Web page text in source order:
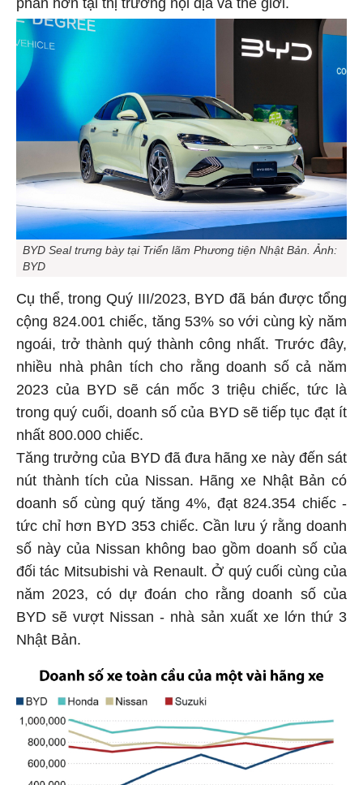
BYD Seal trưng bày tại Triển lãm Phương tiện Nhật Bản. Ảnh:
BYD
Cụ thể, trong Quý III/2023, BYD đã bán được tổng
cộng 824.001 chiếc, tăng 53% so với cùng kỳ năm
ngoái, trở thành quý thành công nhất. Trước đây,
nhiều nhà phân tích cho rằng doanh số cả năm
2023 của BYD sẽ cán mốc 3 triệu chiếc, tức là
trong quý cuối, doanh số của BYD sẽ tiếp tục đạt ít
nhất 800.000 chiếc.
Tăng trưởng của BYD đã đưa hãng xe này đến sát
nút thành tích của Nissan. Hãng xe Nhật Bản có
doanh số cùng quý tăng 4%, đạt 824.354 chiếc -
tức chỉ hơn BYD 353 chiếc. Cần lưu ý rằng doanh
số này của Nissan không bao gồm doanh số của
đối tác Mitsubishi và Renault. Ở quý cuối cùng của
năm 2023, có dự đoán cho rằng doanh số của
BYD sẽ vượt Nissan - nhà sản xuất xe lớn thứ 3
Nhật Bản.